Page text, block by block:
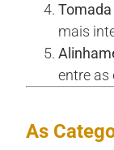
Tomada
mais
entre as
As